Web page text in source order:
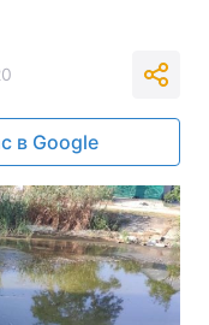
в Google